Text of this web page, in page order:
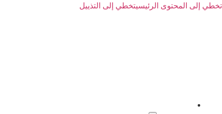
تخطي إلى المحتوى الرئيسيتخطي إلى التذييل